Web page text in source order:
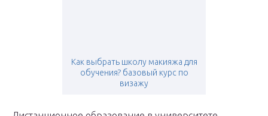
Как выбрать школу макияжа для
обучения? базовый курс по
визажу